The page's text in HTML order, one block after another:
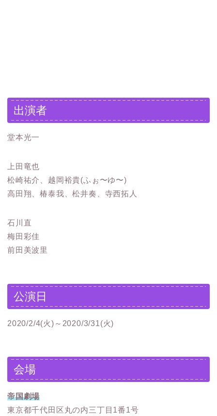
出演者
堂本光一
上田竜也
松崎祐介、越岡裕貴(ふぉ〜ゆ〜)
高田翔、椿泰我、松井奏、寺西拓人
石川直
梅田彩佳
前田美波里
公演日
2020/2/4(火)～2020/3/31(火)
会場
帝国劇場
東京都千代田区丸の内三丁目1番1号